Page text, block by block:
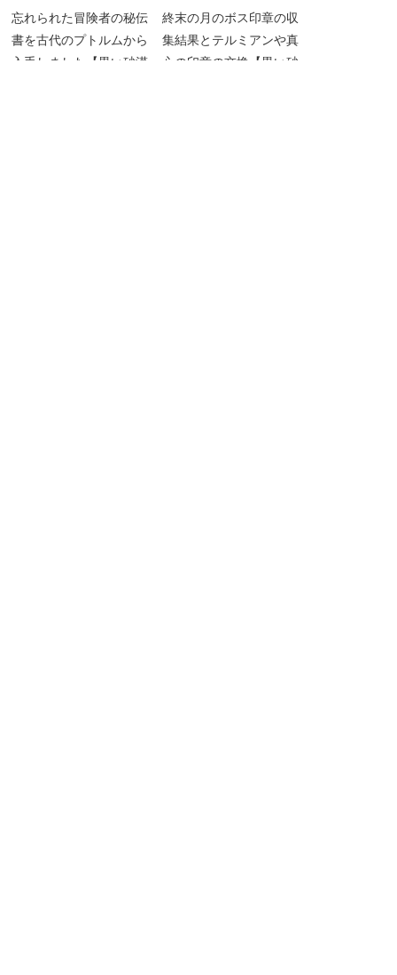
忘れられた冒険者の秘伝
書を古代のプトルムから
入手しました【黒い砂漠
終末の月のボス印章の収
集結果とテルミアンや真
心の印章の交換【黒い砂